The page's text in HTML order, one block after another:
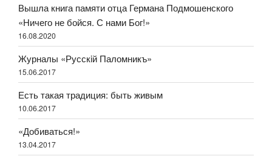
Вышла книга памяти отца Германа Подмошенского
«Ничего не бойся. С нами Бог!»
16.08.2020
Журналы «Русскiй Паломникъ»
15.06.2017
Есть такая традиция: быть живым
10.06.2017
«Добиваться!»
13.04.2017